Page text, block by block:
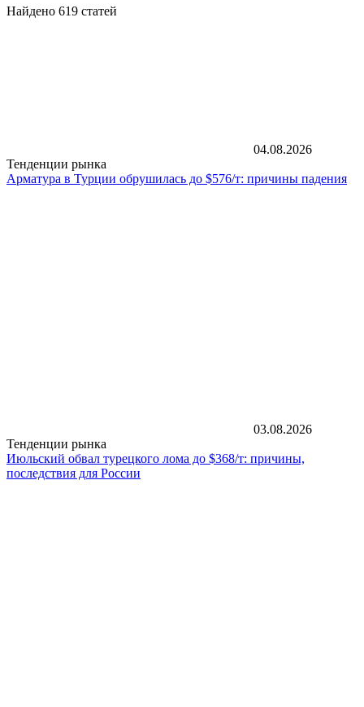
Найдено 619 статей
04.08.2026
Тенденции рынка
Арматура в Турции обрушилась до $576/т: причины падения
03.08.2026
Тенденции рынка
Июльский обвал турецкого лома до $368/т: причины,
последствия для России